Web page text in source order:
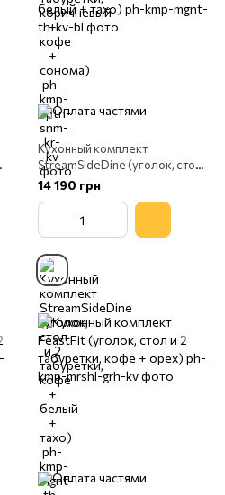
Кухонный комплект
StreamSideDine (уголок, стол и
2 табуретки, кофе + белый +
14 190 грн